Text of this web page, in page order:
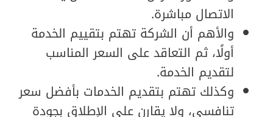
الاتصال مباشرة.
والأهم أن الشركة تهتم بتقييم الخدمة
أولًا، ثم التعاقد على السعر المناسب
لتقديم الخدمة.
وكذلك تهتم بتقديم الخدمات بأفضل سعر
تنافسي، ولا يقارن على الإطلاق بجودة